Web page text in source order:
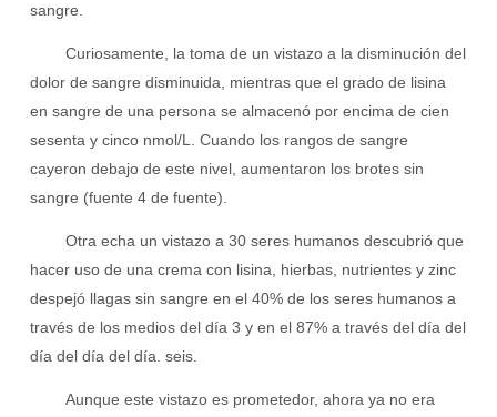
sangre.
Curiosamente, la toma de un vistazo a la disminución del
dolor de sangre disminuida, mientras que el grado de lisina
en sangre de una persona se almacenó por encima de cien
sesenta y cinco nmol/L. Cuando los rangos de sangre
cayeron debajo de este nivel, aumentaron los brotes sin
sangre (fuente 4 de fuente).
Otra echa un vistazo a 30 seres humanos descubrió que
hacer uso de una crema con lisina, hierbas, nutrientes y zinc
despejó llagas sin sangre en el 40% de los seres humanos a
través de los medios del día 3 y en el 87% a través del día del
día del día del día. seis.
Aunque este vistazo es prometedor, ahora ya no era